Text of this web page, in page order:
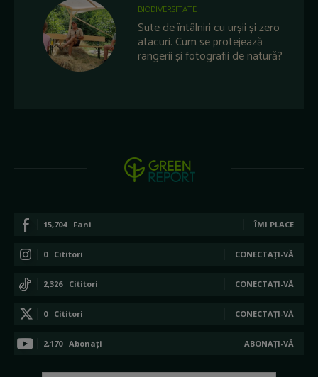
BIODIVERSITATE
Sute de întâlniri cu urșii și zero
atacuri. Cum se protejează
rangerii și fotografii de natură?
15,704 Fani ÎMI PLACE
0 Cititori CONECTAȚI-VĂ
2,326 Cititori CONECTAȚI-VĂ
0 Cititori CONECTAȚI-VĂ
2,170 Abonați ABONAȚI-VĂ